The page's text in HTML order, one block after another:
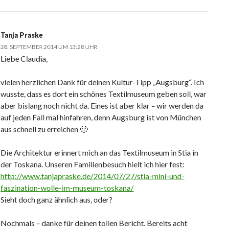
Tanja Praske
28. SEPTEMBER 2014 UM 13:28 UHR
Liebe Claudia,
vielen herzlichen Dank für deinen Kultur-Tipp „Augsburg“. Ich
wusste, dass es dort ein schönes Textilmuseum geben soll, war
aber bislang noch nicht da. Eines ist aber klar – wir werden da
auf jeden Fall mal hinfahren, denn Augsburg ist von München
aus schnell zu erreichen 🙂
Die Architektur erinnert mich an das Textilmuseum in Stia in
der Toskana. Unseren Familienbesuch hielt ich hier fest:
http://www.tanjapraske.de/2014/07/27/stia-mini-und-
faszination-wolle-im-museum-toskana/
Sieht doch ganz ähnlich aus, oder?
Nochmals – danke für deinen tollen Bericht. Bereits acht